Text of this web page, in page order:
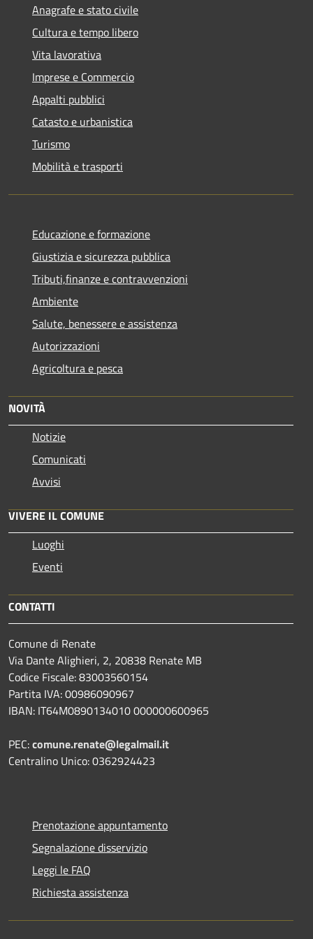
Anagrafe e stato civile
Cultura e tempo libero
Vita lavorativa
Imprese e Commercio
Appalti pubblici
Catasto e urbanistica
Turismo
Mobilità e trasporti
Educazione e formazione
Giustizia e sicurezza pubblica
Tributi,finanze e contravvenzioni
Ambiente
Salute, benessere e assistenza
Autorizzazioni
Agricoltura e pesca
NOVITÀ
Notizie
Comunicati
Avvisi
VIVERE IL COMUNE
Luoghi
Eventi
CONTATTI
Comune di Renate
Via Dante Alighieri, 2, 20838 Renate MB
Codice Fiscale: 83003560154
Partita IVA: 00986090967
IBAN: IT64M0890134010 000000600965
PEC:comune.renate@legalmail.it
Centralino Unico: 0362924423
Prenotazione appuntamento
Segnalazione disservizio
Leggi le FAQ
Richiesta assistenza